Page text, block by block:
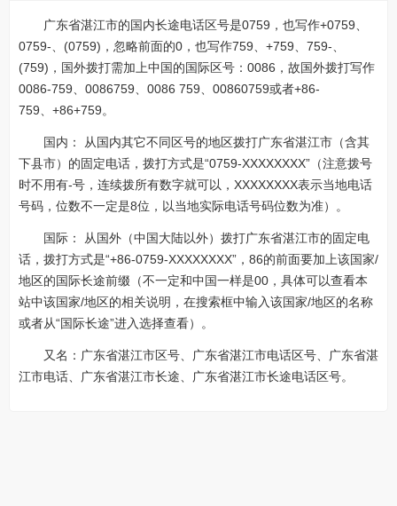
广东省湛江市的国内长途电话区号是0759，也写作+0759、
0759-、(0759)，忽略前面的0，也写作759、+759、759-、
(759)，国外拨打需加上中国的国际区号：0086，故国外拨打写作
0086-759、0086759、0086 759、00860759或者+86-
759、+86+759。
国内： 从国内其它不同区号的地区拨打广东省湛江市（含其
下县市）的固定电话，拨打方式是“0759-XXXXXXXX”（注意拨号
时不用有-号，连续拨所有数字就可以，XXXXXXXX表示当地电话
号码，位数不一定是8位，以当地实际电话号码位数为准）。
国际： 从国外（中国大陆以外）拨打广东省湛江市的固定电
话，拨打方式是“+86-0759-XXXXXXXX”，86的前面要加上该国家/
地区的国际长途前缀（不一定和中国一样是00，具体可以查看本
站中该国家/地区的相关说明，在搜索框中输入该国家/地区的名称
或者从“国际长途”进入选择查看）。
又名：广东省湛江市区号、广东省湛江市电话区号、广东省湛
江市电话、广东省湛江市长途、广东省湛江市长途电话区号。